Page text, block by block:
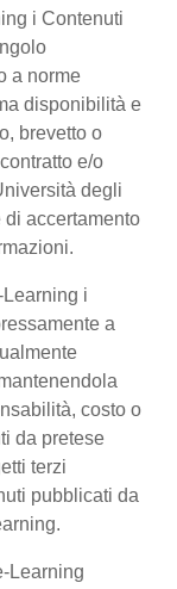
i Contenuti
a norme
disponibilità e
brevetto o
e/o
degli
accertamento
i
a
costo o
da pretese
terzi
pubblicati da
Learning